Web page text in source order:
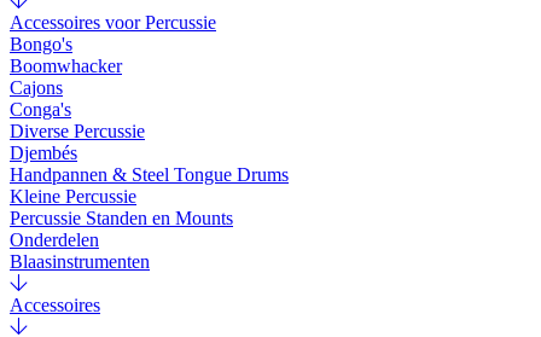
Accessoires voor Percussie
Bongo's
Boomwhacker
Cajons
Conga's
Diverse Percussie
Djembés
Handpannen & Steel Tongue Drums
Kleine Percussie
Percussie Standen en Mounts
Onderdelen
Blaasinstrumenten
Accessoires